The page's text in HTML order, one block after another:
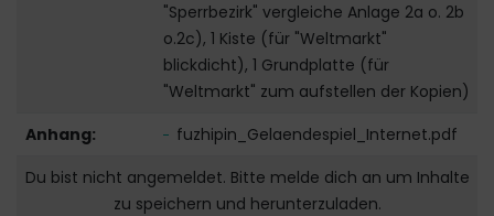
"Sperrbezirk" vergleiche Anlage 2a o. 2b
o.2c), 1 Kiste (für "Weltmarkt"
blickdicht), 1 Grundplatte (für
"Weltmarkt" zum aufstellen der Kopien)
Anhang:
fuzhipin_Gelaendespiel_Internet.pdf
Du bist nicht angemeldet. Bitte melde dich an um Inhalte
zu speichern und herunterzuladen.